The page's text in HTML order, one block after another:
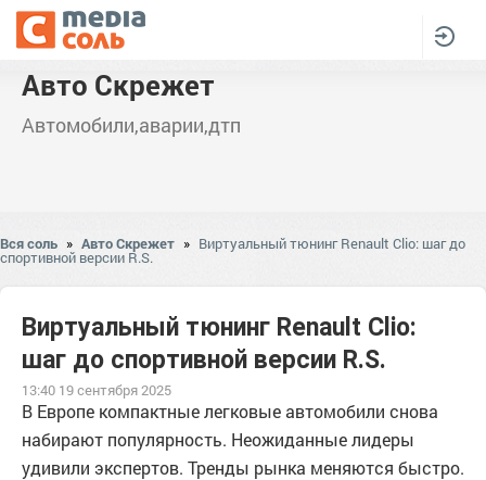
Авто Скрежет
Автомобили,аварии,дтп
Вся соль » Авто Скрежет » Виртуальный тюнинг Renault Clio: шаг до
спортивной версии R.S.
Виртуальный тюнинг Renault Clio:
шаг до спортивной версии R.S.
13:40 19 сентября 2025
В Европе компактные легковые автомобили снова
набирают популярность. Неожиданные лидеры
удивили экспертов. Тренды рынка меняются быстро.